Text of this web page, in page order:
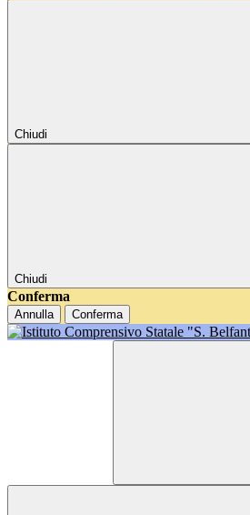
Chiudi
Chiudi
Conferma
Annulla Conferma